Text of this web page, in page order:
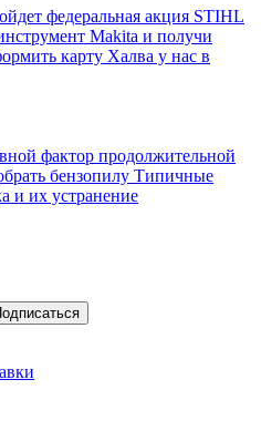
федеральная акция STIHL
Makita и получи
карту Халва у нас в
фактор продолжительной
бензопилу Типичные
и их устранение